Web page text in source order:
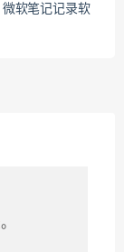
微软笔记记录软
。